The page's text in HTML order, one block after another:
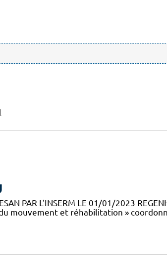
PAR L'INSERM LE 01/01/2023
mouvement et réhabilitation »